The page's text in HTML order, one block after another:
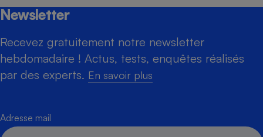
Newsletter
Recevez gratuitement notre newsletter
hebdomadaire ! Actus, tests, enquêtes réalisés
par des experts. En savoir plus
Adresse mail